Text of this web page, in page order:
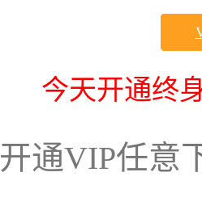
今天开通终
开通VIP任意